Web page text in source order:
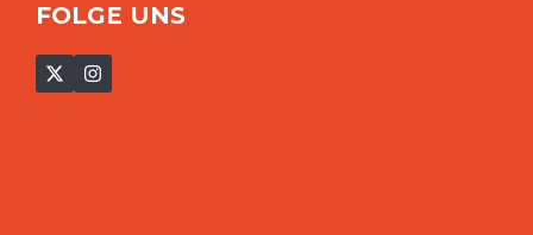
FOLGE UNS